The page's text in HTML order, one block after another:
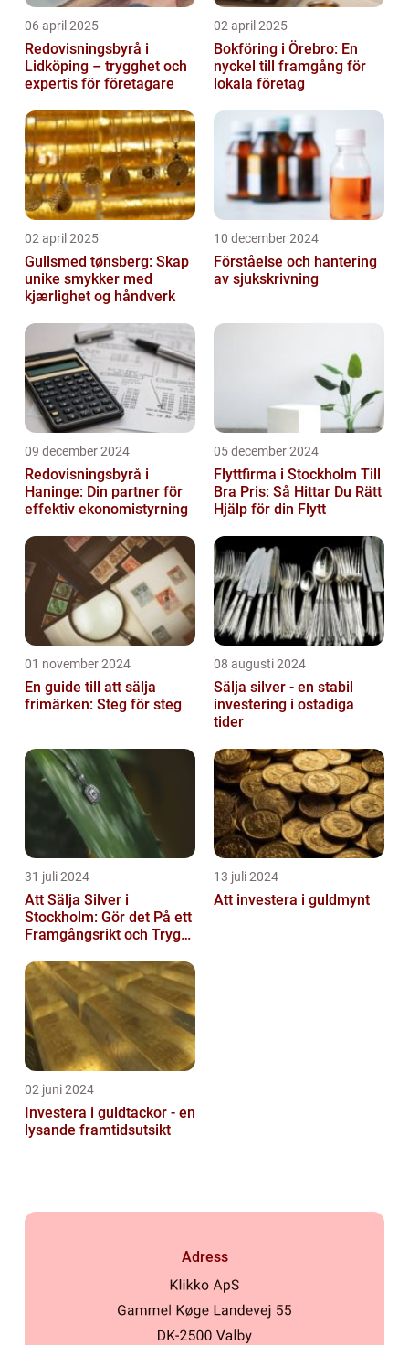
06 april 2025
Redovisningsbyrå i
Lidköping – trygghet och
expertis för företagare
02 april 2025
Bokföring i Örebro: En
nyckel till framgång för
lokala företag
02 april 2025
Gullsmed tønsberg: Skap
unike smykker med
kjærlighet og håndverk
10 december 2024
Förståelse och hantering
av sjukskrivning
09 december 2024
Redovisningsbyrå i
Haninge: Din partner för
effektiv ekonomistyrning
05 december 2024
Flyttfirma i Stockholm Till
Bra Pris: Så Hittar Du Rätt
Hjälp för din Flytt
01 november 2024
En guide till att sälja
frimärken: Steg för steg
08 augusti 2024
Sälja silver - en stabil
investering i ostadiga
tider
31 juli 2024
Att Sälja Silver i
Stockholm: Gör det På ett
Framgångsrikt och Tryggt
13 juli 2024
Att investera i guldmynt
02 juni 2024
Investera i guldtackor - en
lysande framtidsutsikt
Adress